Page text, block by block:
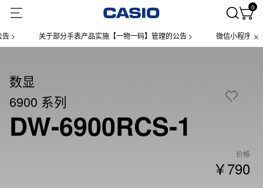
0
关于部分手表产品实施【一物一码】管理的公告 > 微信小程序上线
数显
6900 系列
DW-6900RCS-1
价格
￥790